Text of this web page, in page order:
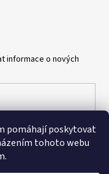
pomáhají poskytovat
tohoto webu
informace o nových